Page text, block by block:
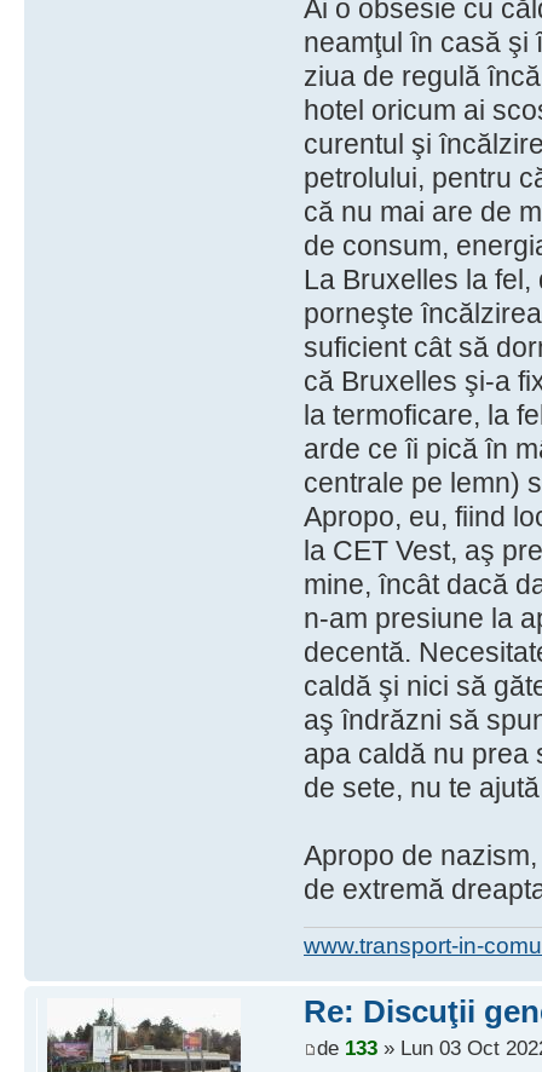
Ai o obsesie cu
neamţul în casă şi
ziua de regulă
hotel oricum ai
curentul şi
petrolului, pentru
că nu mai are de
de consum,
La Bruxelles la
porneşte
suficient cât să
că Bruxelles şi-a
la termoficare, la
arde ce îi pică în
centrale pe lemn)
Apropo, eu, fiind
la CET Vest, aş
mine, încât dacă
n-am presiune la
decentă.
caldă şi nici să
aş îndrăzni să
apa caldă nu prea
de sete, nu te
Apropo de
de extremă
www.transport-in-
Re: Discuţii
de 133» Lun 03 Oct